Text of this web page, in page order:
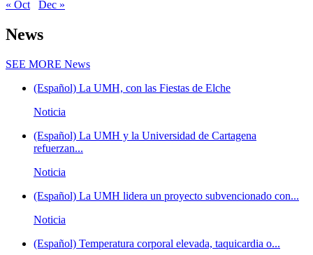
« Oct
Dec »
News
SEE MORE News
(Español) La UMH, con las Fiestas de Elche
Noticia
(Español) La UMH y la Universidad de Cartagena
refuerzan...
Noticia
(Español) La UMH lidera un proyecto subvencionado con...
Noticia
(Español) Temperatura corporal elevada, taquicardia o...